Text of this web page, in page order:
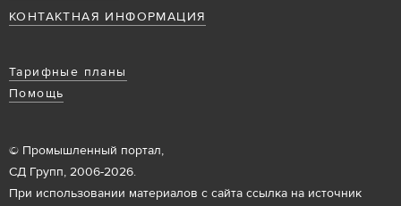
КОНТАКТНАЯ ИНФОРМАЦИЯ
Тарифные планы
Помощь
© Промышленный портал,
СД Групп, 2006-2026.
При использовании материалов с сайта ссылка на источник